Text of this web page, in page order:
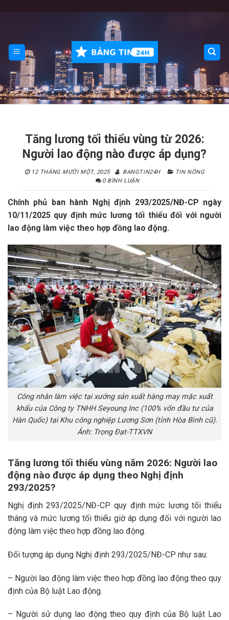
Skip
to
content
Tăng lương tối thiểu vùng từ 2026:
Người lao động nào được áp dụng?
12 THÁNG MƯỜI MỘT, 2025 BANGTIN24H
TIN NÓNG
0 BÌNH LUẬN
Chính phủ ban hành Nghị định 293/2025/NĐ-CP ngày
10/11/2025 quy định mức lương tối thiểu đối với người
lao động làm việc theo hợp đồng lao động.
Công nhân làm việc tại xưởng sản xuất hàng may mặc xuất
khẩu của Công ty TNHH Seyoung Inc (100% vốn đầu tư của
Hàn Quốc) tại Khu công nghiệp Lương Sơn (tỉnh Hòa Bình cũ).
Ảnh: Trọng Đạt-TTXVN
Tăng lương tối thiểu vùng năm 2026: Người lao
động nào được áp dụng theo Nghị định
293/2025?
Nghị định 293/2025/NĐ-CP quy định mức lương tối thiểu
tháng và mức lương tối thiểu giờ áp dụng đối với người lao
động làm việc theo hợp đồng lao động.
Đối tượng áp dụng Nghị định 293/2025/NĐ-CP như sau:
– Người lao động làm việc theo hợp đồng lao động theo quy
định của Bộ luật Lao động.
– Người sử dụng lao động theo quy định của Bộ luật Lao